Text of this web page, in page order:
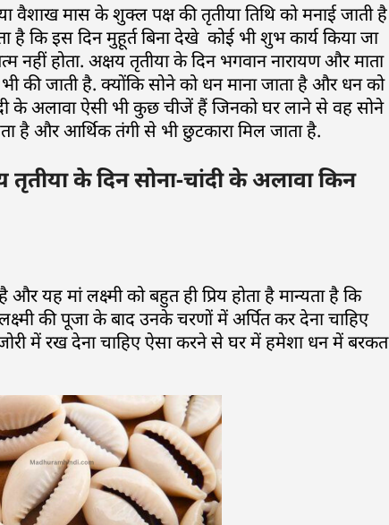
वैशाख मास के शुक्ल पक्ष की तृतीया तिथि को मनाई जाती है
है कि इस दिन मुहूर्त बिना देखे कोई भी शुभ कार्य किया जा
होता. अक्षय तृतीया के दिन भगवान नारायण और माता
की जाती है. क्योंकि सोने को धन माना जाता है और धन को
के अलावा ऐसी भी कुछ चीजें हैं जिनको घर लाने से वह सोने
है और आर्थिक तंगी से भी छुटकारा मिल जाता है.
के दिन सोना-चांदी के अलावा किन
यह मां लक्ष्मी को बहुत ही प्रिय होता है मान्यता है कि
की पूजा के बाद उनके चरणों में अर्पित कर देना चाहिए
में रख देना चाहिए ऐसा करने से घर में हमेशा धन में बरकत